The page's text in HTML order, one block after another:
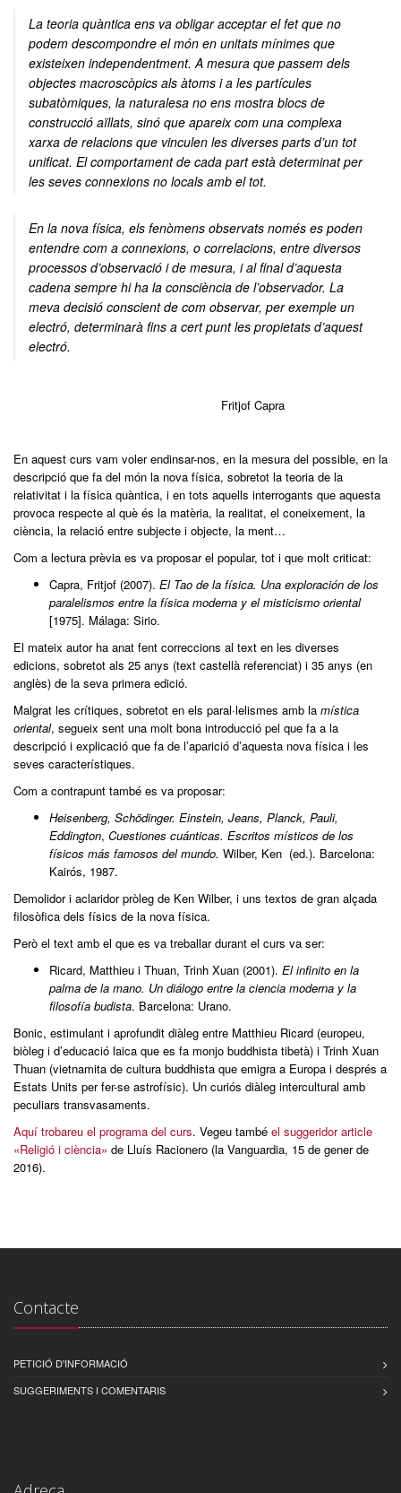
La teoria quàntica ens va obligar acceptar el fet que no
podem descompondre el món en unitats mínimes que
existeixen independentment. A mesura que passem dels
objectes macroscòpics als àtoms i a les partícules
subatòmiques, la naturalesa no ens mostra blocs de
construcció aïllats, sinó que apareix com una complexa
xarxa de relacions que vinculen les diverses parts d’un tot
unificat. El comportament de cada part està determinat per
les seves connexions no locals amb el tot.
En la nova física, els fenòmens observats només es poden
entendre com a connexions, o correlacions, entre diversos
processos d’observació i de mesura, i al final d’aquesta
cadena sempre hi ha la consciència de l’observador. La
meva decisió conscient de com observar, per exemple un
electró, determinarà fins a cert punt les propietats d’aquest
electró.
Fritjof Capra
En aquest curs vam voler endinsar-nos, en la mesura del possible, en la
descripció que fa del món la nova física, sobretot la teoria de la
relativitat i la física quàntica, i en tots aquells interrogants que aquesta
provoca respecte al què és la matèria, la realitat, el coneixement, la
ciència, la relació entre subjecte i objecte, la ment…
Com a lectura prèvia es va proposar el popular, tot i que molt criticat:
Capra, Fritjof (2007). El Tao de la física. Una exploración de los
paralelismos entre la física moderna y el misticismo oriental
[1975]. Málaga: Sirio.
El mateix autor ha anat fent correccions al text en les diverses
edicions, sobretot als 25 anys (text castellà referenciat) i 35 anys (en
anglès) de la seva primera edició.
Malgrat les crítiques, sobretot en els paral·lelismes amb la mística
oriental, segueix sent una molt bona introducció pel que fa a la
descripció i explicació que fa de l’aparició d’aquesta nova física i les
seves característiques.
Com a contrapunt també es va proposar:
Heisenberg, Schödinger. Einstein, Jeans, Planck, Pauli,
Eddington, Cuestiones cuánticas. Escritos místicos de los
físicos más famosos del mundo. Wilber, Ken (ed.). Barcelona:
Kairós, 1987.
Demolidor i aclaridor pròleg de Ken Wilber, i uns textos de gran alçada
filosòfica dels físics de la nova física.
Però el text amb el que es va treballar durant el curs va ser:
Ricard, Matthieu i Thuan, Trinh Xuan (2001). El infinito en la
palma de la mano. Un diálogo entre la ciencia moderna y la
filosofía budista. Barcelona: Urano.
Bonic, estimulant i aprofundit diàleg entre Matthieu Ricard (europeu,
biòleg i d’educació laica que es fa monjo buddhista tibetà) i Trinh Xuan
Thuan (vietnamita de cultura buddhista que emigra a Europa i després a
Estats Units per fer-se astrofísic). Un curiós diàleg intercultural amb
peculiars transvasaments.
Aquí trobareu el programa del curs. Vegeu també el suggeridor article
«Religió i ciència» de Lluís Racionero (la Vanguardia, 15 de gener de
2016).
Contacte
PETICIÓ D'INFORMACIÓ
SUGGERIMENTS I COMENTARIS